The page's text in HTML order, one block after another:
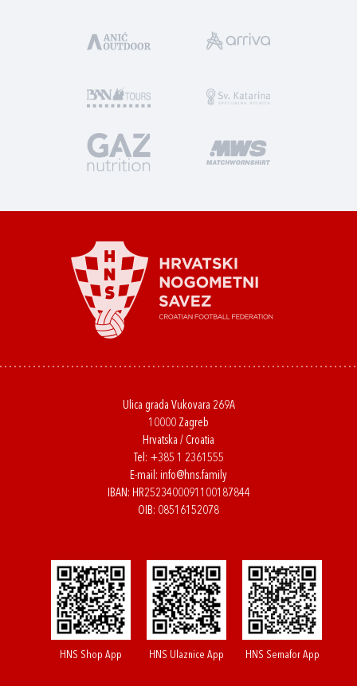
Ulica grada Vukovara 269A
10000 Zagreb
Hrvatska / Croatia
Tel: +385 1 2361555
E-mail: info@hns.family
IBAN: HR2523400091100187844
OIB: 08516152078
HNS Shop App HNS Ulaznice App HNS Semafor App